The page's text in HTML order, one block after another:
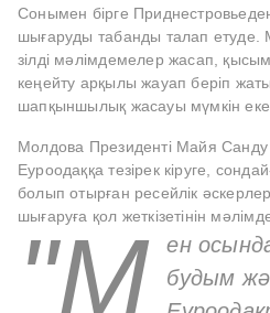
Сонымен бірге
шығаруды табанды талап етуде.
зілді мәлімдемелер жасап,
кеңейту арқылы жауап беріп
шапқыншылық жасауы мүмкін
Молдова Президенті Майя Санду
Еуроодаққа тезірек кіруге,
болып отырған ресейлік
шығаруға қол жеткізетінін
"М
ен
будым